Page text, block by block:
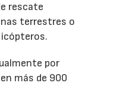
rescate
terrestres o
por
más de 900